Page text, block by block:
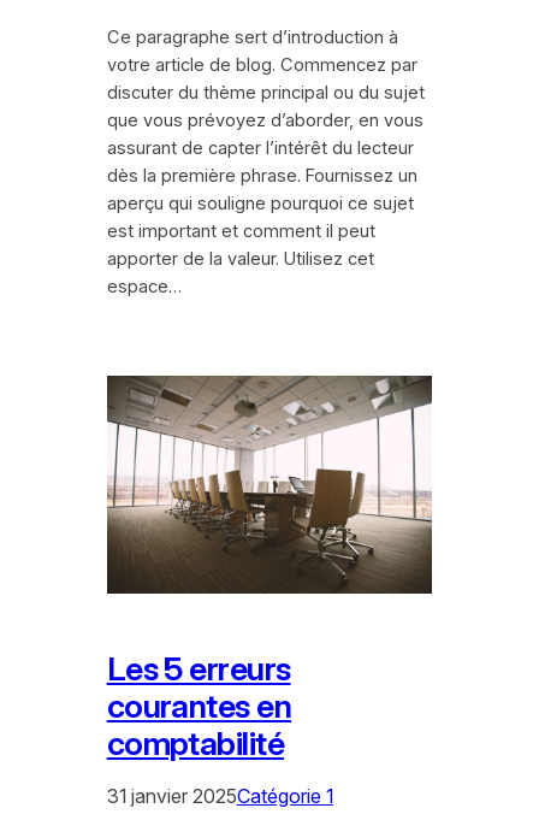
Ce paragraphe sert d’introduction à
votre article de blog. Commencez par
discuter du thème principal ou du sujet
que vous prévoyez d’aborder, en vous
assurant de capter l’intérêt du lecteur
dès la première phrase. Fournissez un
aperçu qui souligne pourquoi ce sujet
est important et comment il peut
apporter de la valeur. Utilisez cet
espace…
Les 5 erreurs
courantes en
comptabilité
31 janvier 2025Catégorie 1